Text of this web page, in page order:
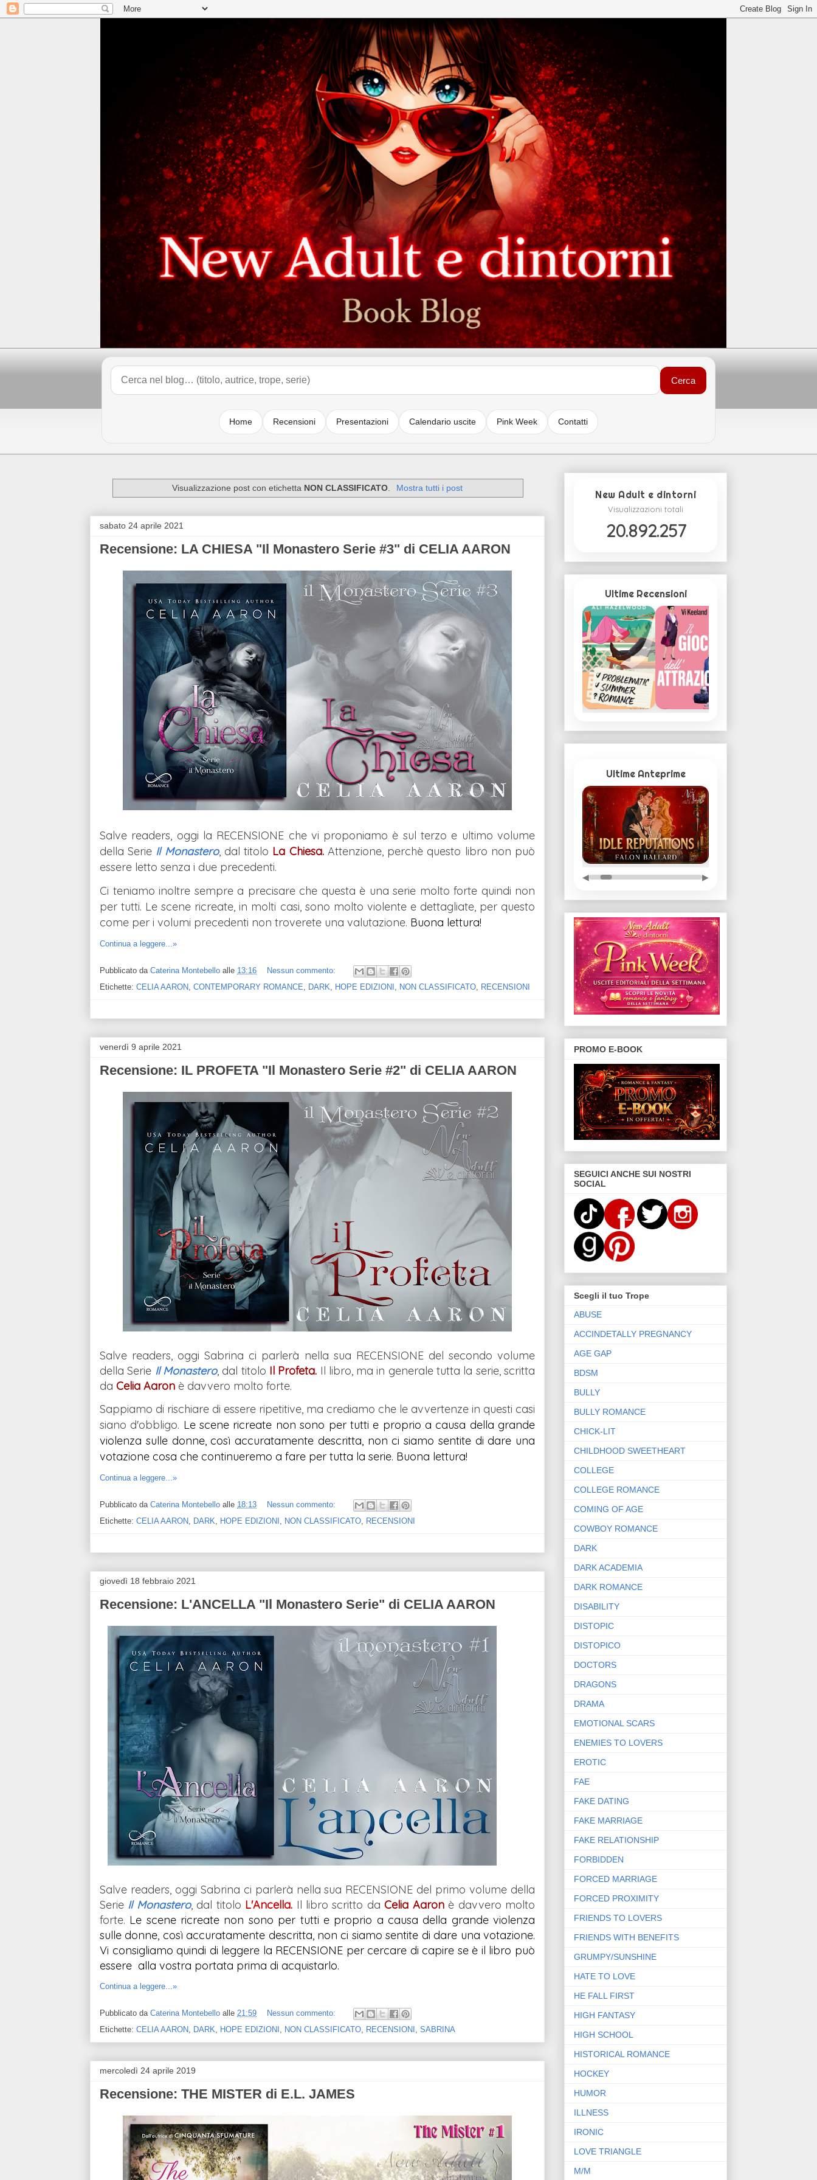
Cerca
Home Recensioni Presentazioni Calendario uscite Pink Week Contatti
Visualizzazione post con etichetta NON CLASSIFICATO Mostra tutti i post
sabato 24 aprile 2021
Recensione: LA CHIESA "Il Monastero Serie #3" di CELIA AARON
Salve readers, oggi la RECENSIONE che vi proponiamo è sul terzo e ultimo volume
della Serie Il Monastero, dal titolo La Chiesa. Attenzione, perchè questo libro non può
essere letto senza i due precedenti.
Ci teniamo inoltre sempre a precisare che questa è una serie molto forte quindi non
per tutti. Le scene ricreate, in molti casi, sono molto violente e dettagliate, per questo
come per i volumi precedenti non troverete una valutazione. Buona lettura!
Continua a leggere...»
Pubblicato da Caterina Montebello alle 13:16
Nessun commento:
Etichette: CELIA AARON CONTEMPORARY ROMANCE DARK HOPE EDIZIONI NON CLASSIFICATO RECENSIONI
venerdì 9 aprile 2021
Recensione: IL PROFETA "Il Monastero Serie #2" di CELIA AARON
Salve readers, oggi Sabrina ci parlerà nella sua RECENSIONE del secondo volume
della Serie Il Monastero, dal titolo Il Profeta. Il libro, ma in generale tutta la serie, scritta
da Celia Aaron è davvero molto forte.
Sappiamo di rischiare di essere ripetitive, ma crediamo che le avvertenze in questi casi
siano d'obbligo. Le scene ricreate non sono per tutti e proprio a causa della grande
violenza sulle donne, così accuratamente descritta, non ci siamo sentite di dare una
votazione cosa che continueremo a fare per tutta la serie. Buona lettura!
Continua a leggere...»
Pubblicato da Caterina Montebello alle 18:13
Nessun commento:
Etichette: CELIA AARON DARK HOPE EDIZIONI NON CLASSIFICATO RECENSIONI
giovedì 18 febbraio 2021
Recensione: L'ANCELLA "Il Monastero Serie" di CELIA AARON
Salve readers, oggi Sabrina ci parlerà nella sua RECENSIONE del primo volume della
Serie Il Monastero, dal titolo L'Ancella. Il libro scritto da Celia Aaronè davvero molto
forte. Le scene ricreate non sono per tutti e proprio a causa della grande violenza
sulle donne, così accuratamente descritta, non ci siamo sentite di dare una votazione.
Vi consigliamo quindi di leggere la RECENSIONE per cercare di capire se è il libro può
essere  alla vostra portata prima di acquistarlo.
Continua a leggere...»
Pubblicato da Caterina Montebello alle 21:59
Nessun commento:
Etichette: CELIA AARON DARK HOPE EDIZIONI NON CLASSIFICATO RECENSIONI SABRINA
mercoledì 24 aprile 2019
Recensione: THE MISTER di E.L. JAMES
New Adult e dintorni
Visualizzazioni totali
20.892.257
Ultime Recensioni
Ultime Anteprime
◀ ▶
PROMO E-BOOK
SEGUICI ANCHE SUI NOSTRI
SOCIAL
Scegli il tuo Trope
ABUSE
ACCINDETALLY PREGNANCY
AGE GAP
BDSM
BULLY
BULLY ROMANCE
CHICK-LIT
CHILDHOOD SWEETHEART
COLLEGE
COLLEGE ROMANCE
COMING OF AGE
COWBOY ROMANCE
DARK
DARK ACADEMIA
DARK ROMANCE
DISABILITY
DISTOPIC
DISTOPICO
DOCTORS
DRAGONS
DRAMA
EMOTIONAL SCARS
ENEMIES TO LOVERS
EROTIC
FAE
FAKE DATING
FAKE MARRIAGE
FAKE RELATIONSHIP
FORBIDDEN
FORCED MARRIAGE
FORCED PROXIMITY
FRIENDS TO LOVERS
FRIENDS WITH BENEFITS
GRUMPY/SUNSHINE
HATE TO LOVE
HE FALL FIRST
HIGH FANTASY
HIGH SCHOOL
HISTORICAL ROMANCE
HOCKEY
HUMOR
ILLNESS
IRONIC
LOVE TRIANGLE
M/M